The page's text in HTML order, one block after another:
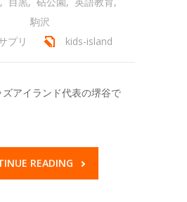
駒沢
プリ
kids-island
アイランド代表の堺谷で
READING